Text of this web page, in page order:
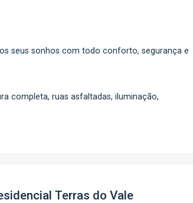
seus sonhos com todo conforto, segurança e
completa, ruas asfaltadas, iluminação,
Terras do Vale